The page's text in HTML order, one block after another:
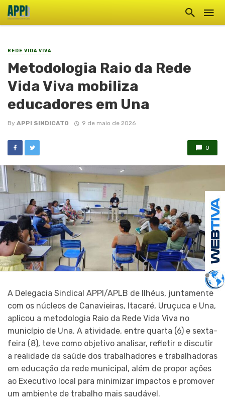
REDE VIDA VIVA
Metodologia Raio da Rede
Vida Viva mobiliza
educadores em Una
By APPI SINDICATO 9 de maio de 2026
0
A Delegacia Sindical APPI/APLB de Ilhéus, juntamente
com os núcleos de Canavieiras, Itacaré, Uruçuca e Una,
aplicou a metodologia Raio da Rede Vida Viva no
município de Una. A atividade, entre quarta (6) e sexta-
feira (8), teve como objetivo analisar, refletir e discutir
a realidade da saúde dos trabalhadores e trabalhadoras
em educação da rede municipal, além de propor ações
ao Executivo local para minimizar impactos e promover
um ambiente de trabalho mais saudável.